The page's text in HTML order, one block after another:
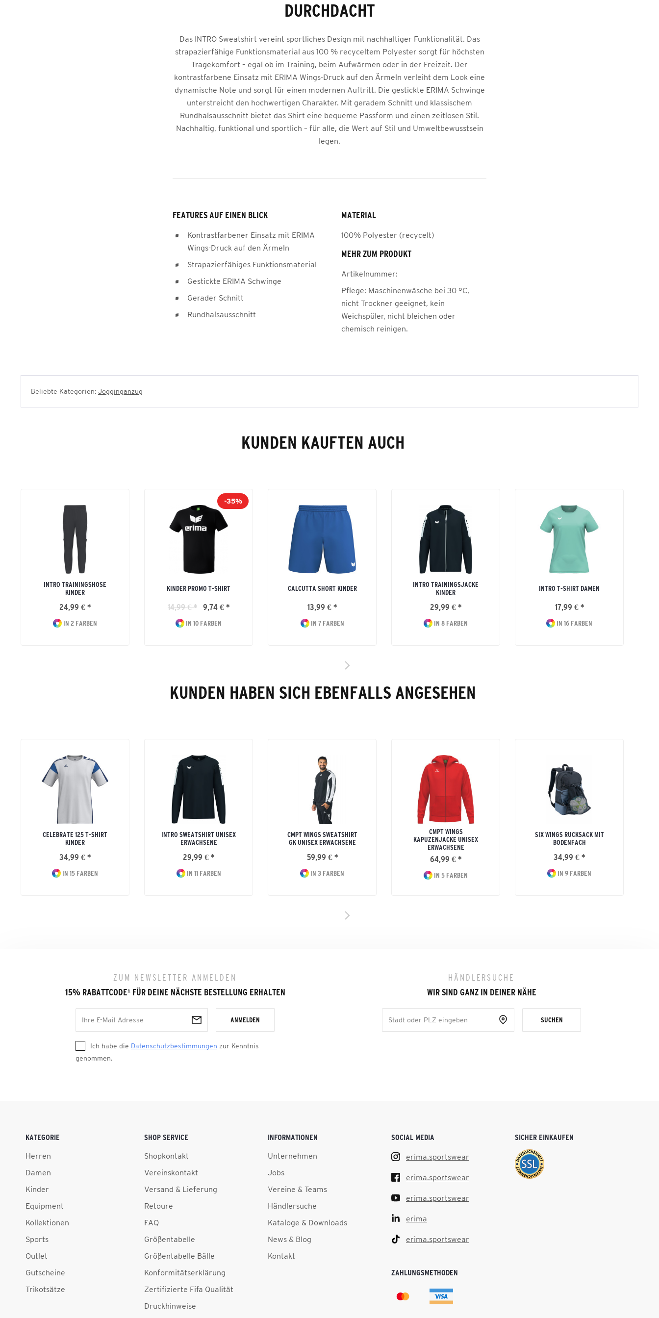
DURCHDACHT
Das INTRO Sweatshirt vereint sportliches Design mit nachhaltiger Funktionalität. Das
strapazierfähige Funktionsmaterial aus 100 % recyceltem Polyester sorgt für höchsten
Tragekomfort – egal ob im Training, beim Aufwärmen oder in der Freizeit. Der
kontrastfarbene Einsatz mit ERIMA Wings-Druck auf den Ärmeln verleiht dem Look eine
dynamische Note und sorgt für einen modernen Auftritt. Die gestickte ERIMA Schwinge
unterstreicht den hochwertigen Charakter. Mit geradem Schnitt und klassischem
Rundhalsausschnitt bietet das Shirt eine bequeme Passform und einen zeitlosen Stil.
Nachhaltig, funktional und sportlich – für alle, die Wert auf Stil und Umweltbewusstsein
legen.
FEATURES AUF EINEN BLICK
Kontrastfarbener Einsatz mit ERIMA
Wings-Druck auf den Ärmeln
Strapazierfähiges Funktionsmaterial
Gestickte ERIMA Schwinge
Gerader Schnitt
Rundhalsausschnitt
MATERIAL
100% Polyester (recycelt)
MEHR ZUM PRODUKT
Artikelnummer:
Pflege: Maschinenwäsche bei 30 °C,
nicht Trockner geeignet, kein
Weichspüler, nicht bleichen oder
chemisch reinigen.
Beliebte Kategorien: Jogginganzug
KUNDEN KAUFTEN AUCH
INTRO TRAININGSHOSE
KINDER
24,99 € *
IN 2 FARBEN
-35%
KINDER PROMO T-SHIRT
14,99 € * 9,74 € *
IN 10 FARBEN
CALCUTTA SHORT KINDER
13,99 € *
IN 7 FARBEN
INTRO TRAININGSJACKE
KINDER
29,99 € *
IN 8 FARBEN
INTRO T-SHIRT DAMEN
17,99 € *
IN 16 FARBEN
KUNDEN HABEN SICH EBENFALLS ANGESEHEN
CELEBRATE 125 T-SHIRT
KINDER
34,99 € *
IN 15 FARBEN
INTRO SWEATSHIRT UNISEX
ERWACHSENE
29,99 € *
IN 11 FARBEN
CMPT WINGS SWEATSHIRT
GK UNISEX ERWACHSENE
59,99 € *
IN 3 FARBEN
CMPT WINGS
KAPUZENJACKE UNISEX
ERWACHSENE
64,99 € *
IN 5 FARBEN
SIX WINGS RUCKSACK MIT
BODENFACH
34,99 € *
IN 9 FARBEN
ZUM NEWSLETTER ANMELDEN
15% RABATTCODE¹FÜR DEINE NÄCHSTE BESTELLUNG ERHALTEN
ANMELDEN
Ich habe die Datenschutzbestimmungen zur Kenntnis
genommen.
HÄNDLERSUCHE
WIR SIND GANZ IN DEINER NÄHE
SUCHEN
KATEGORIE
Herren
Damen
Kinder
Equipment
Kollektionen
Sports
Outlet
Gutscheine
Trikotsätze
SHOP SERVICE
Shopkontakt
Vereinskontakt
Versand & Lieferung
Retoure
FAQ
Größentabelle
Größentabelle Bälle
Konformitätserklärung
Zertifizierte Fifa Qualität
Druckhinweise
INFORMATIONEN
Unternehmen
Jobs
Vereine & Teams
Händlersuche
Kataloge & Downloads
News & Blog
Kontakt
SOCIAL MEDIA
erima.sportswear
erima.sportswear
erima.sportswear
erima
erima.sportswear
ZAHLUNGSMETHODEN
SICHER EINKAUFEN